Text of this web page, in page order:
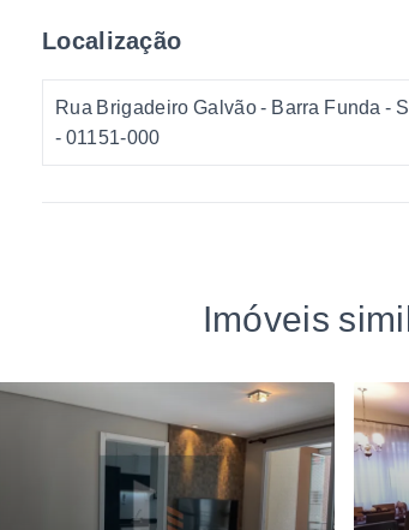
Localização
Rua Brigadeiro Galvão - Barra Funda -
- 01151-000
Imóveis